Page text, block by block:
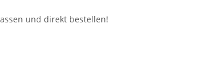
und direkt bestellen!